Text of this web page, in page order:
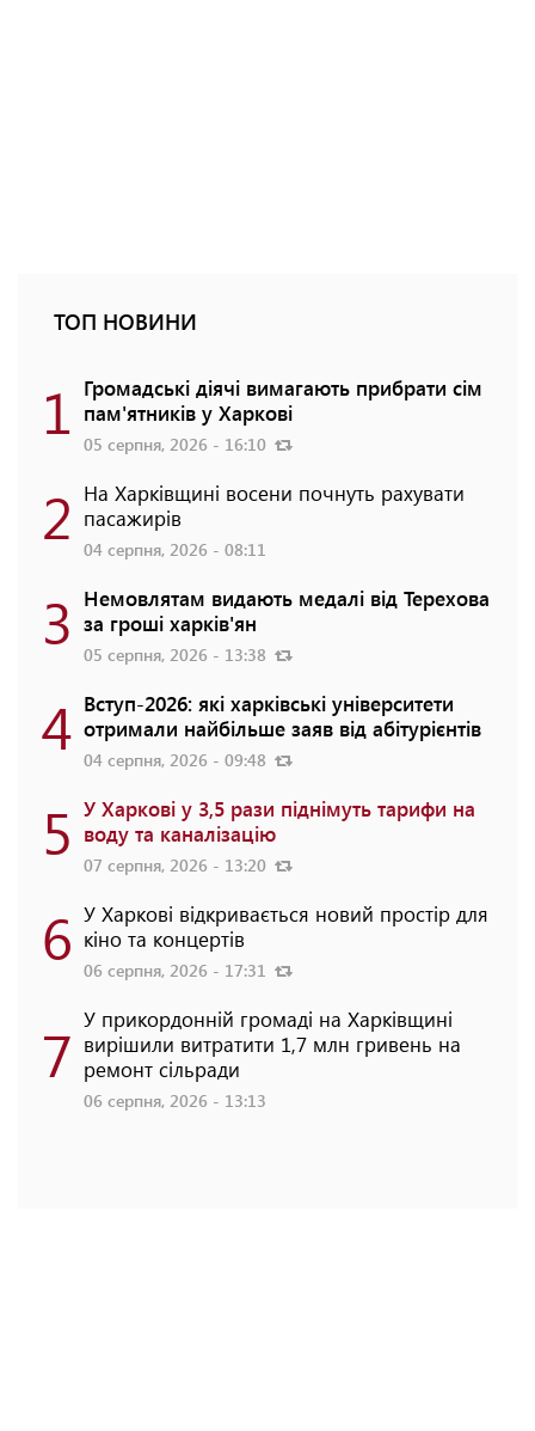
ТОП НОВИНИ
1 Громадські діячі вимагають прибрати сім
пам'ятників у Харкові
05 серпня, 2026 - 16:10
2 На Харківщині восени почнуть рахувати
пасажирів
04 серпня, 2026 - 08:11
3 Немовлятам видають медалі від Терехова
за гроші харків'ян
05 серпня, 2026 - 13:38
4 Вступ-2026: які харківські університети
отримали найбільше заяв від абітурієнтів
04 серпня, 2026 - 09:48
5 У Харкові у 3,5 рази піднімуть тарифи на
воду та каналізацію
07 серпня, 2026 - 13:20
6 У Харкові відкривається новий простір для
кіно та концертів
06 серпня, 2026 - 17:31
7 У прикордонній громаді на Харківщині
вирішили витратити 1,7 млн гривень на
ремонт сільради
06 серпня, 2026 - 13:13